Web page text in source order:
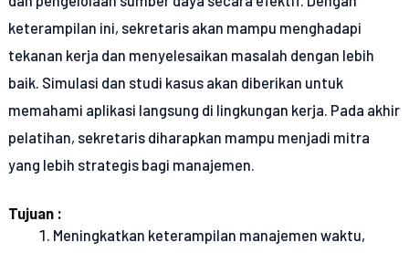
keterampilan ini, sekretaris akan mampu menghadapi
tekanan kerja dan menyelesaikan masalah dengan lebih
baik. Simulasi dan studi kasus akan diberikan untuk
memahami aplikasi langsung di lingkungan kerja. Pada akhir
pelatihan, sekretaris diharapkan mampu menjadi mitra
yang lebih strategis bagi manajemen.
Tujuan :
Meningkatkan keterampilan manajemen waktu,